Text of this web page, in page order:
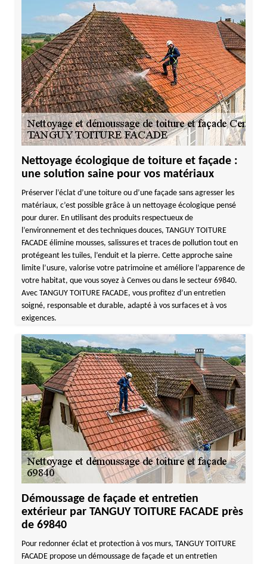
Nettoyage écologique de toiture et façade :
une solution saine pour vos matériaux
Préserver l’éclat d’une toiture ou d’une façade sans agresser les
matériaux, c’est possible grâce à un nettoyage écologique pensé
pour durer. En utilisant des produits respectueux de
l’environnement et des techniques douces, TANGUY TOITURE
FACADE élimine mousses, salissures et traces de pollution tout en
protégeant les tuiles, l’enduit et la pierre. Cette approche saine
limite l’usure, valorise votre patrimoine et améliore l’apparence de
votre habitat, que vous soyez à Cenves ou dans le secteur 69840.
Avec TANGUY TOITURE FACADE, vous profitez d’un entretien
soigné, responsable et durable, adapté à vos surfaces et à vos
exigences.
Démoussage de façade et entretien
extérieur par TANGUY TOITURE FACADE près
de 69840
Pour redonner éclat et protection à vos murs, TANGUY TOITURE
FACADE propose un démoussage de façade et un entretien